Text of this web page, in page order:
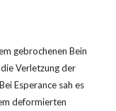
gebrochenen Bein
Verletzung der
Esperance sah es
deformierten